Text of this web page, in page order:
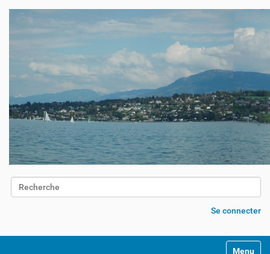
Chercher par
Se connecter
Activer/